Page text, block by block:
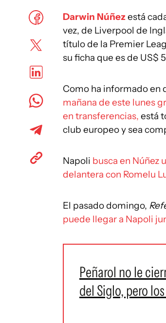
Darwin Núñezestá
vez, de Liverpool de
título de la Premier
su ficha que es de US$
Como ha informado en
mañana de este lunes
en transferencias, está
club europeo y sea
Napoli busca en Núñez
delantera con Romelu
El pasado domingo,
puede llegar a Napoli
Peñarol no le
del Siglo, pero